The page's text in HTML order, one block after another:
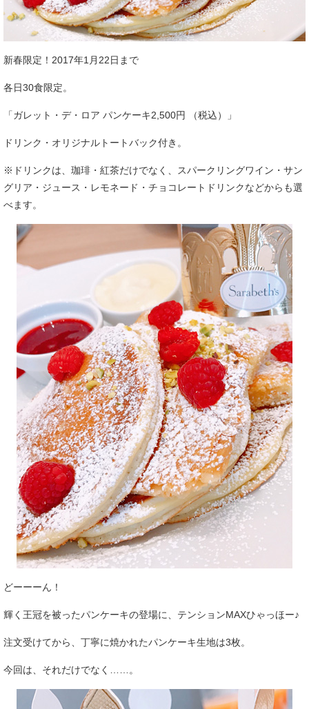
新春限定！2017年1月22日まで
各日30食限定。
「ガレット・デ・ロア パンケーキ2,500円 （税込）」
ドリンク・オリジナルトートバック付き。
※ドリンクは、珈琲・紅茶だけでなく、スパークリングワイン・サン
グリア・ジュース・レモネード・チョコレートドリンクなどからも選
べます。
どーーーん！
輝く王冠を被ったパンケーキの登場に、テンションMAXひゃっほー♪
注文受けてから、丁寧に焼かれたパンケーキ生地は3枚。
今回は、それだけでなく……。